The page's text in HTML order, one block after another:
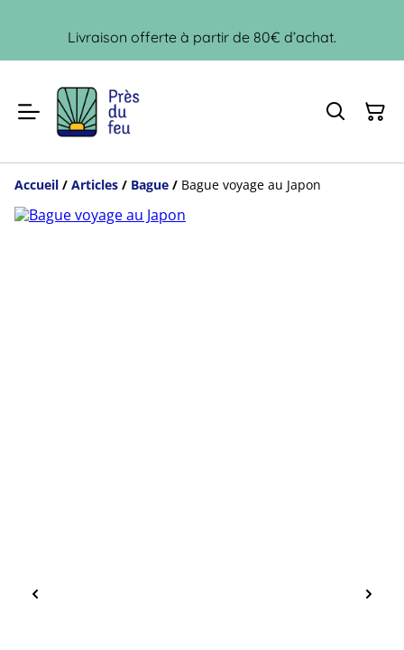
Livraison offerte à partir de 80€ d’achat.
Accueil / Articles / Bague / Bague voyage au Japon